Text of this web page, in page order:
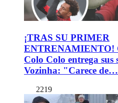
¡TRAS SU PRIMER
ENTRENAMIENTO!
Colo Colo entrega sus
Vozinha: "Carece
2219